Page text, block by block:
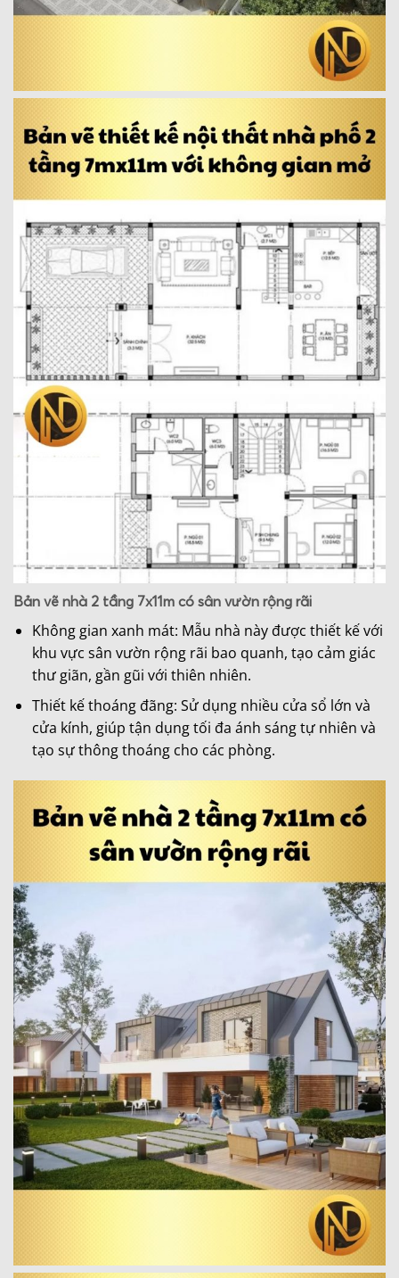
Bản vẽ nhà 2 tầng 7x11m có sân vườn rộng rãi
Không gian xanh mát: Mẫu nhà này được thiết kế với
khu vực sân vườn rộng rãi bao quanh, tạo cảm giác
thư giãn, gần gũi với thiên nhiên.
Thiết kế thoáng đãng: Sử dụng nhiều cửa sổ lớn và
cửa kính, giúp tận dụng tối đa ánh sáng tự nhiên và
tạo sự thông thoáng cho các phòng.